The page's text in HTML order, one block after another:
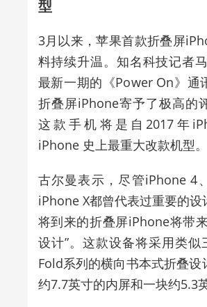
型
3月以来，苹果首款折叠屏
料持续升温。知名科技记者
最新一期的《Power On》通
折叠屏iPhone寄予了极高的
这款手机将是自2017年
iPhone 史上最重大改款机型。
古尔曼表示，尽管iPhone 4
iPhone X都曾代表过重要的设
将到来的折叠屏iPhone将带
设计”。这款设备将采用类似
Fold系列的横向书本式折叠设
约7.7英寸的内屏和一块约5.3